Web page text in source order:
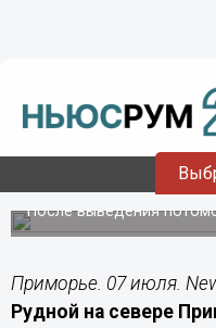
07.07.202609:20
Приморский
осьминога, уже
После выведения
Приморье. 07 июля.
Рудной на севере